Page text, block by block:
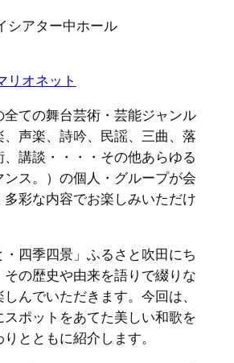
シアター中ホール
リオネット
全ての舞台芸術・芸能ジャンル
、声楽、詩吟、民謡、三曲、落
講談・・・・その他あらゆる
ス。）の個人・グループが会
彩な内容でお楽しみいただけ
・四季四景」ふるさと吹田にち
その歴史や由来を語りで綴りな
んでいただきます。今回は、
ポットをあてた美しい和歌を
とともに紹介します。